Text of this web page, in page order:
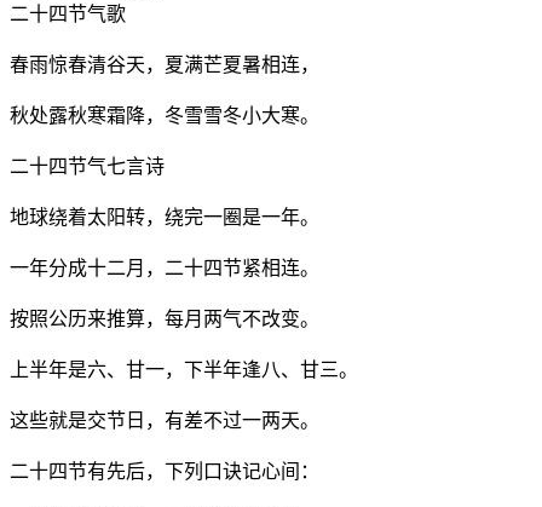
二十四节气歌
春雨惊春清谷天，夏满芒夏暑相连，
秋处露秋寒霜降，冬雪雪冬小大寒。
二十四节气七言诗
地球绕着太阳转，绕完一圈是一年。
一年分成十二月，二十四节紧相连。
按照公历来推算，每月两气不改变。
上半年是六、甘一，下半年逢八、甘三。
这些就是交节日，有差不过一两天。
二十四节有先后，下列口诀记心间：